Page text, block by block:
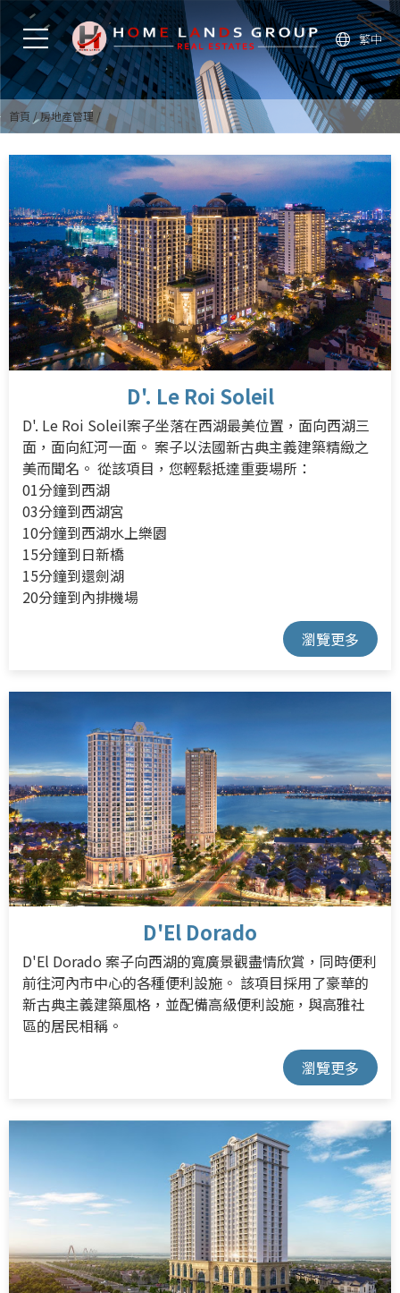
繁中
首頁 房地產管理
D'. Le Roi Soleil
D'. Le Roi Soleil案子坐落在西湖最美位置，面向西湖三
面，面向紅河一面。 案子以法國新古典主義建築精緻之
美而聞名。 從該項目，您輕鬆抵達重要場所：
01分鐘到西湖
03分鐘到西湖宮
10分鐘到西湖水上樂園
15分鐘到日新橋
15分鐘到還劍湖
20分鐘到內排機場
瀏覽更多
D'El Dorado
D'El Dorado 案子向西湖的寬廣景觀盡情欣賞，同時便利
前往河內市中心的各種便利設施。 該項目採用了豪華的
新古典主義建築風格，並配備高級便利設施，與高雅社
區的居民相稱。
瀏覽更多